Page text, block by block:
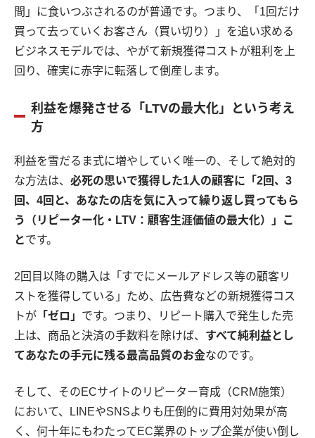
間」に食いつぶされるのが普通です。つまり、「1回だけ
買って去っていくお客さん（買い切り）」を追い求める
ビジネスモデルでは、やがて新規獲得コストが粗利を上
回り、確実に赤字に転落して倒産します。
利益を爆発させる「LTVの最大化」という考え
方
利益を雪だるま式に増やしていく唯一の、そして絶対的
な方法は、 必死の思いで獲得した1人の顧客に「2回、3
回、4回と、あなたの店を気に入って繰り返し買ってもら
う（リピーター化・LTV：顧客生涯価値の最大化）」こ
とです。
2回目以降の購入は「すでにメールアドレス等の顧客リ
ストを獲得している」ため、広告費などの新規獲得コス
トが 「ゼロ」 です。つまり、リピート購入で発生した売
上は、商品と決済の手数料を除けば、 すべて純利益とし
てあなたの手元に残る最高品質のお金なのです。
そして、そのECサイトのリピーター育成（CRM施策）
において、LINEやSNSよりも圧倒的に費用対効果が高
く、何十年にもわたってEC業界のトップ企業が使い倒し